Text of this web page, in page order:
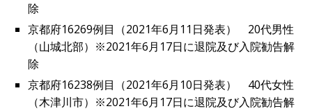
除
京都府16269例目（2021年6月11日発表） 20代男性
（山城北部）※2021年6月17日に退院及び入院勧告解
除
京都府16238例目（2021年6月10日発表） 40代女性
（木津川市）※2021年6月17日に退院及び入院勧告解